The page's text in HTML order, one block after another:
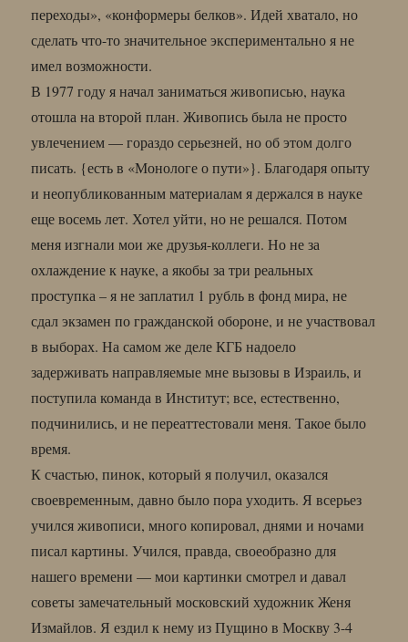
переходы», «конформеры белков». Идей хватало, но
сделать что-то значительное экспериментально я не
имел возможности.
В 1977 году я начал заниматься живописью, наука
отошла на второй план. Живопись была не просто
увлечением — гораздо серьезней, но об этом долго
писать. {есть в «Монологе о пути»}. Благодаря опыту
и неопубликованным материалам я держался в науке
еще восемь лет. Хотел уйти, но не решался. Потом
меня изгнали мои же друзья-коллеги. Но не за
охлаждение к науке, а якобы за три реальных
проступка – я не заплатил 1 рубль в фонд мира, не
сдал экзамен по гражданской обороне, и не участвовал
в выборах. На самом же деле КГБ надоело
задерживать направляемые мне вызовы в Израиль, и
поступила команда в Институт; все, естественно,
подчинились, и не переаттестовали меня. Такое было
время.
К счастью, пинок, который я получил, оказался
своевременным, давно было пора уходить. Я всерьез
учился живописи, много копировал, днями и ночами
писал картины. Учился, правда, своеобразно для
нашего времени — мои картинки смотрел и давал
советы замечательный московский художник Женя
Измайлов. Я ездил к нему из Пущино в Москву 3-4